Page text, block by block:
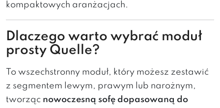
kompaktowych aranżacjach.
Dlaczego warto wybrać moduł
prosty Quelle?
To wszechstronny moduł, który możesz zestawić
z segmentem lewym, prawym lub narożnym,
tworząc nowoczesną sofę dopasowaną do